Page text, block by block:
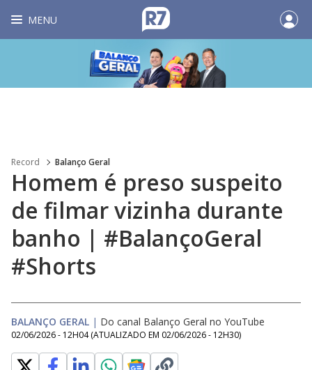
MENU
Record Balanço Geral
Homem é preso suspeito
de filmar vizinha durante
banho | #BalançoGeral
#Shorts
BALANÇO GERAL | Do canal Balanço Geral no YouTube
02/06/2026 - 12H04 (ATUALIZADO EM 02/06/2026 - 12H30)